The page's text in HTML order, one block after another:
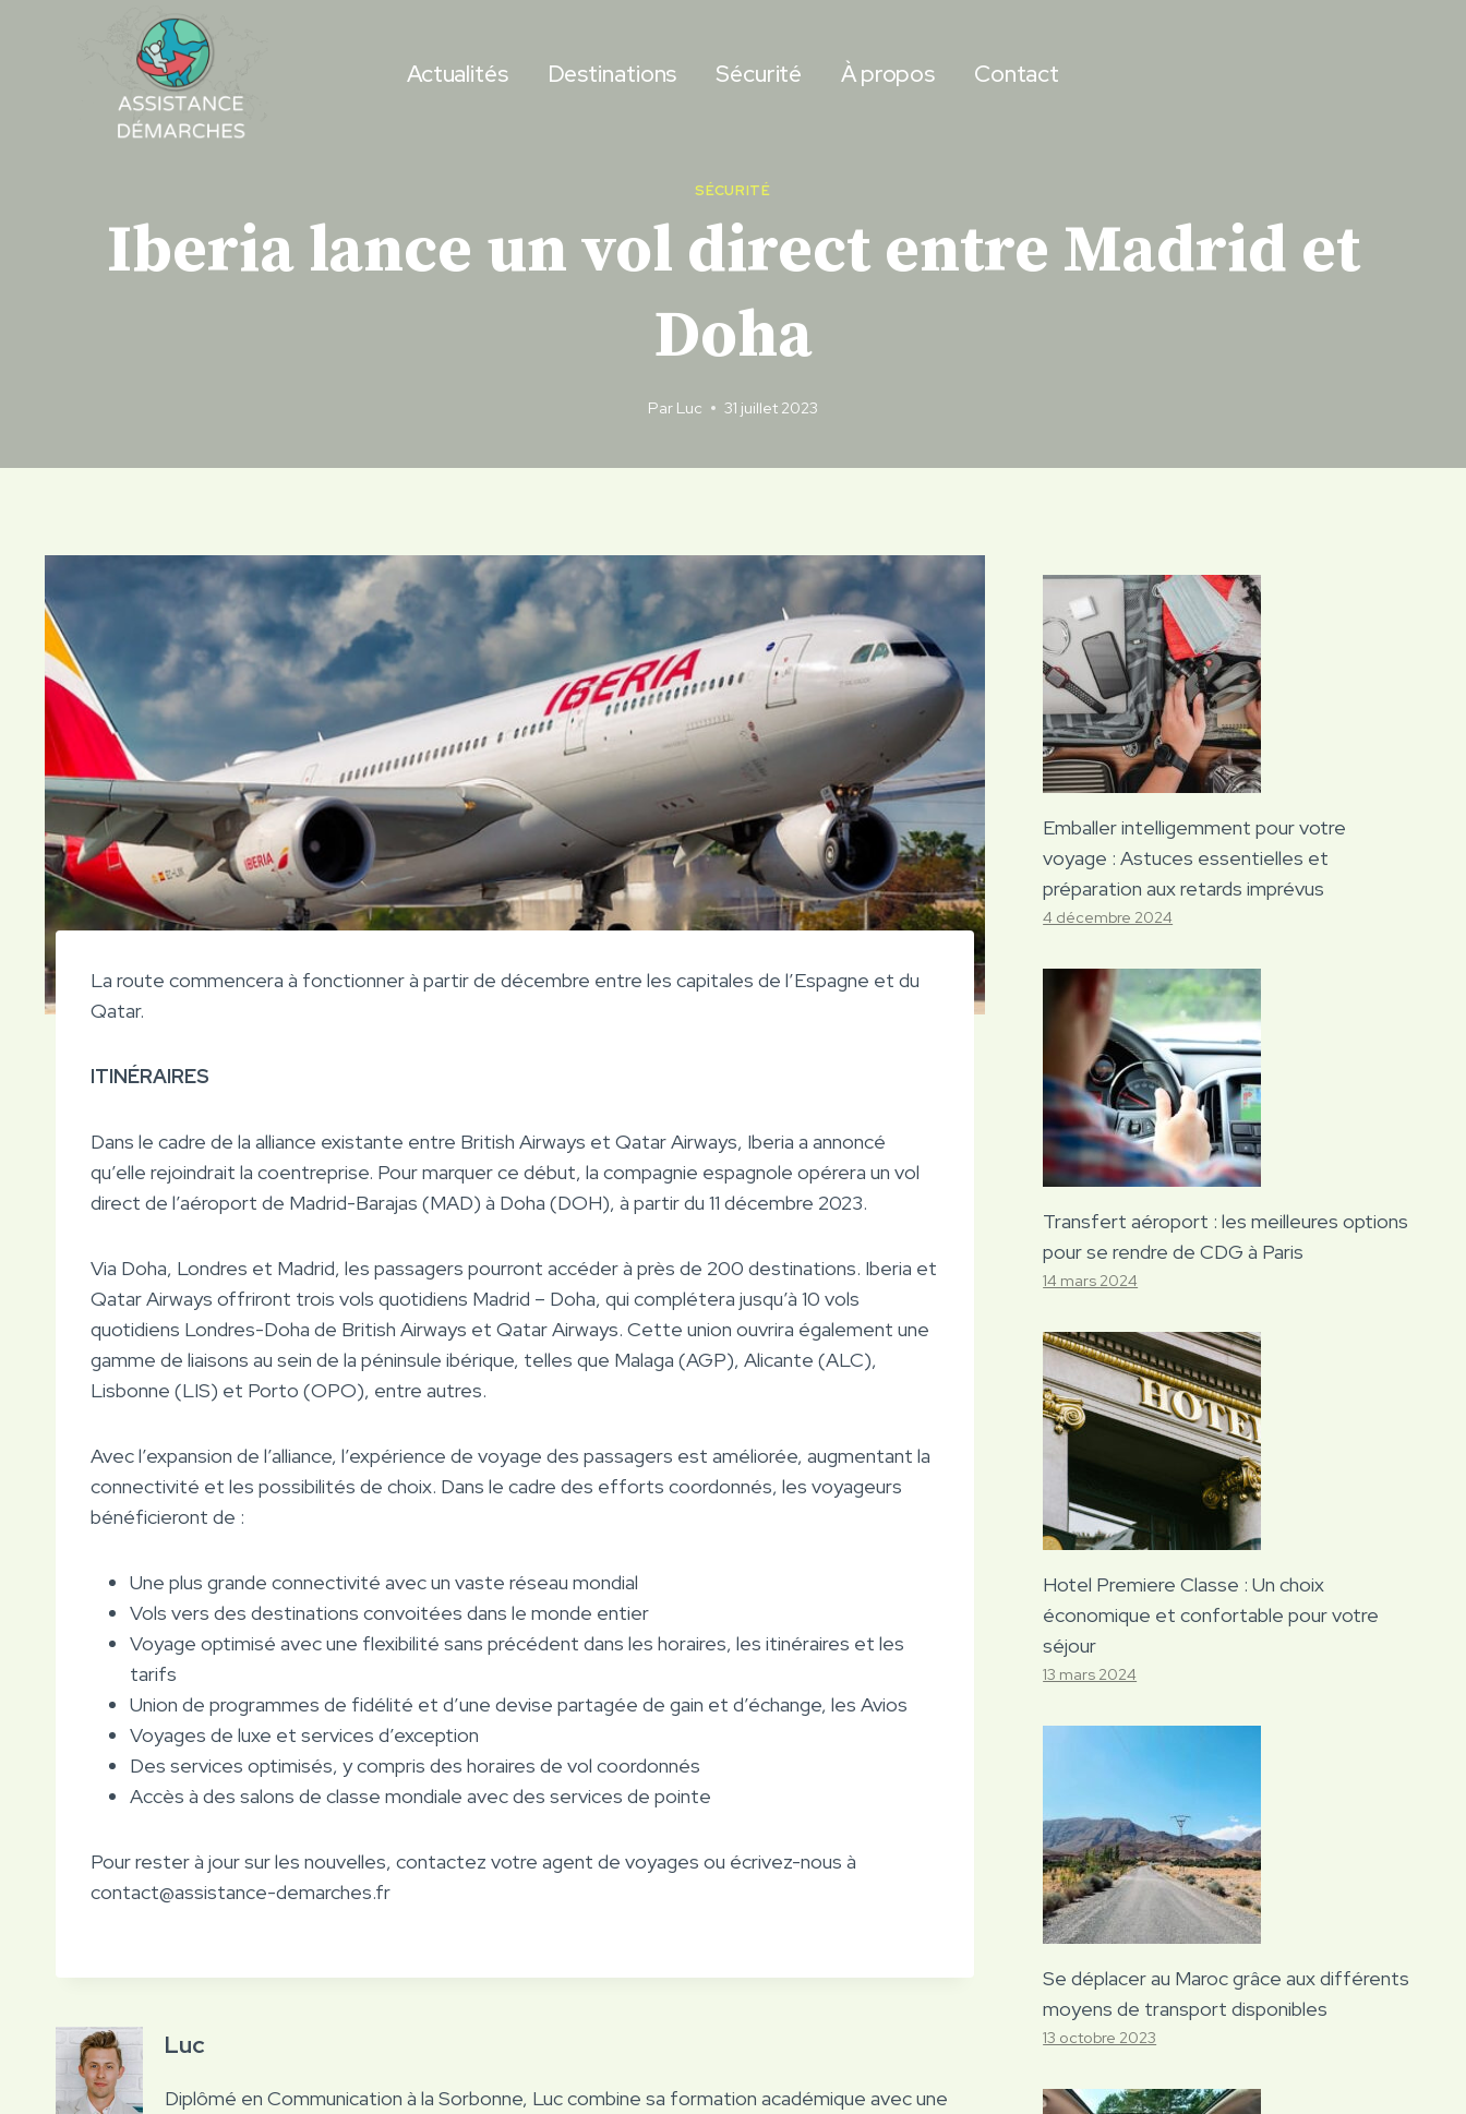
Actualités Destinations Sécurité À propos Contact
SÉCURITÉ
Iberia lance un vol direct entre Madrid et
Doha
Par Luc 31 juillet 2023
La route commencera à fonctionner à partir de décembre entre les capitales de l’Espagne et du
Qatar.
ITINÉRAIRES
Dans le cadre de la alliance existante entre British Airways et Qatar Airways, Iberia a annoncé
qu’elle rejoindrait la coentreprise. Pour marquer ce début, la compagnie espagnole opérera un vol
direct de l’aéroport de Madrid-Barajas (MAD) à Doha (DOH), à partir du 11 décembre 2023.
Via Doha, Londres et Madrid, les passagers pourront accéder à près de 200 destinations. Iberia et
Qatar Airways offriront trois vols quotidiens Madrid – Doha, qui complétera jusqu’à 10 vols
quotidiens Londres-Doha de British Airways et Qatar Airways. Cette union ouvrira également une
gamme de liaisons au sein de la péninsule ibérique, telles que Malaga (AGP), Alicante (ALC),
Lisbonne (LIS) et Porto (OPO), entre autres.
Avec l’expansion de l’alliance, l’expérience de voyage des passagers est améliorée, augmentant la
connectivité et les possibilités de choix. Dans le cadre des efforts coordonnés, les voyageurs
bénéficieront de :
Une plus grande connectivité avec un vaste réseau mondial
Vols vers des destinations convoitées dans le monde entier
Voyage optimisé avec une flexibilité sans précédent dans les horaires, les itinéraires et les
tarifs
Union de programmes de fidélité et d’une devise partagée de gain et d’échange, les Avios
Voyages de luxe et services d’exception
Des services optimisés, y compris des horaires de vol coordonnés
Accès à des salons de classe mondiale avec des services de pointe
Pour rester à jour sur les nouvelles, contactez votre agent de voyages ou écrivez-nous à
contact@assistance-demarches.fr
Luc
Diplômé en Communication à la Sorbonne, Luc combine sa formation académique avec une
Emballer intelligemment pour votre
voyage : Astuces essentielles et
préparation aux retards imprévus
4 décembre 2024
Transfert aéroport : les meilleures options
pour se rendre de CDG à Paris
14 mars 2024
Hotel Premiere Classe : Un choix
économique et confortable pour votre
séjour
13 mars 2024
Se déplacer au Maroc grâce aux différents
moyens de transport disponibles
13 octobre 2023